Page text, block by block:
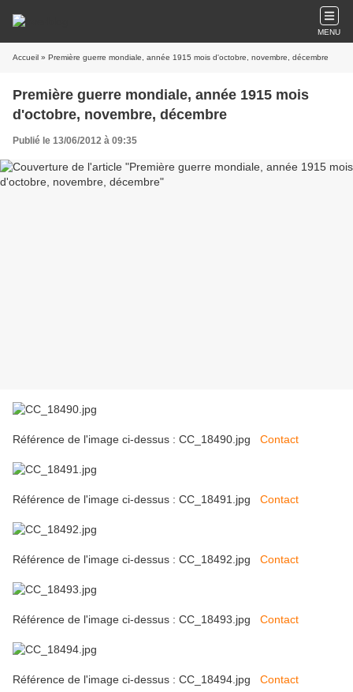
MENU
Accueil » Première guerre mondiale, année 1915 mois d'octobre, novembre, décembre
Première guerre mondiale, année 1915 mois
d'octobre, novembre, décembre
Publié le 13/06/2012 à 09:35
Référence de l'image ci-dessus : CC_18490.jpg Contact
Référence de l'image ci-dessus : CC_18491.jpg Contact
Référence de l'image ci-dessus : CC_18492.jpg Contact
Référence de l'image ci-dessus : CC_18493.jpg Contact
Référence de l'image ci-dessus : CC_18494.jpg Contact